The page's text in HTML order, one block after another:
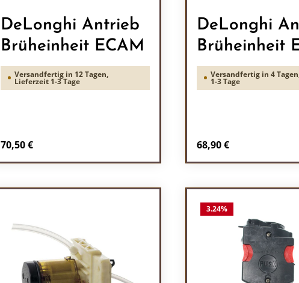
DeLonghi Antrieb
Brüheinheit ECAM
Versandfertig in 12 Tagen,
Lieferzeit 1-3 Tage
Regulärer Preis:
70,50 €
DeLonghi
Brüheinheit
Versandfertig in 4
1-3 Tage
Regulärer Preis:
68,90 €
3.24%